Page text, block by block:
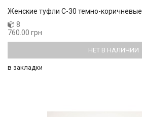
Женские туфли C-30 темно-коричневые
8
760.00 грн
НЕТ В НАЛИЧИИ
в закладки